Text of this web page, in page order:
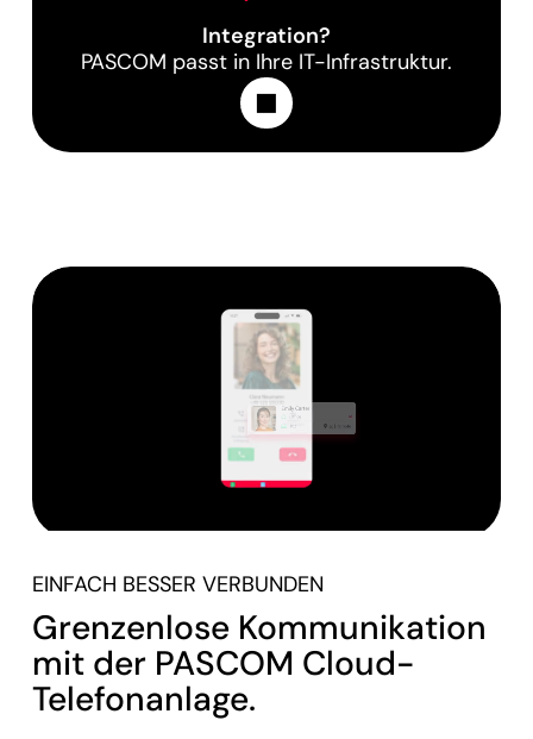
Integration?
PASCOM passt in Ihre IT-Infrastruktur.
Learn More
EINFACH BESSER VERBUNDEN
Grenzenlose Kommunikation
mit der PASCOM Cloud-
Telefonanlage.